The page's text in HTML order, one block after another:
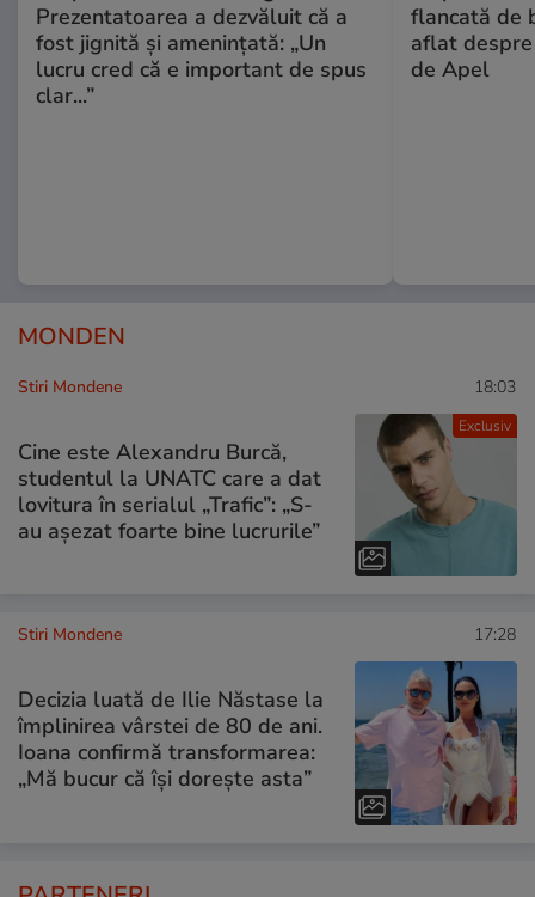
Prezentatoarea a dezvăluit că a
fost jignită și amenințată: „Un
lucru cred că e important de spus
clar...”
flancată de
aflat
de Apel
MONDEN
Exclusiv
Stiri Mondene 18:03
Cine este Alexandru Burcă,
studentul la UNATC care a dat
lovitura în serialul „Trafic”: „S-
au așezat foarte bine lucrurile”
Stiri Mondene 17:28
Decizia luată de Ilie Năstase la
împlinirea vârstei de 80 de ani.
Ioana confirmă transformarea:
„Mă bucur că își dorește asta”